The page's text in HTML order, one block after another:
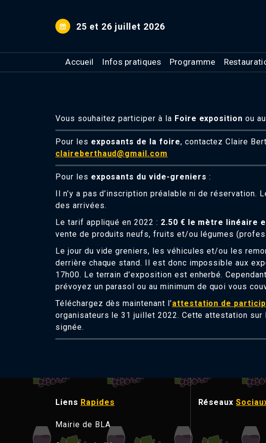
25 et 26 juillet 2026
Accueil Infos pratiques Programme
Vous souhaitez participer à la Foire exposition ou au
Pour les exposants de la foire, contactez Claire
claireberthaud@gmail.com
Pour les exposants du vide-greniers :
Il n’y a pas d’inscription préalable ni de réservation.
des arrivées.
Le tarif appliqué en 2022 : 2.50 € le mètre linéaire
vente de produits neufs, fruits et/ou légumes
Le jour du vide greniers, les véhicules et/ou les
derrière chaque stand. Il est donc impossible aux
17h00. Le terrain d’exposition est enherbé.
prévoyez un parasol ou au minimum de quoi vous
Téléchargez dès maintenant l’attestation de
organisateurs le 31 juillet 2022. Cette attestation sur
signée.
Liens Rapides
Mairie de BLA
mpi 'étang
Réseaux